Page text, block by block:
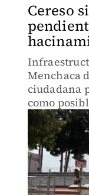
Cereso
Menchaca
ciudadana
como